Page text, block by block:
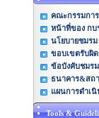
คณะกรรมกา
หน้าที่ของ กบ
นโยบายชมรม
ขอบเขตรับผิ
ข้อบังคับชมร
ธนาคาร&สถ
แผนการดำเนิ
Tools &